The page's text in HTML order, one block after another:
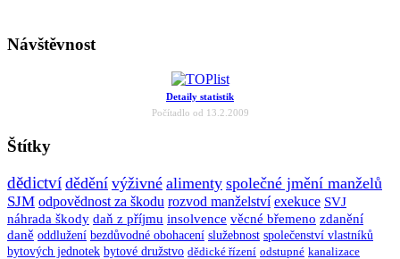
Návštěvnost
Detaily statistik
Počítadlo od 13.2.2009
Štítky
dědictví dědění výživné alimenty společné jmění manželů
SJM odpovědnost za škodu rozvod manželství exekuce SVJ
náhrada škody daň z příjmu insolvence věcné břemeno zdanění
daně oddlužení bezdůvodné obohacení služebnost společenství vlastníků
bytových jednotek bytové družstvo dědické řízení odstupné kanalizace